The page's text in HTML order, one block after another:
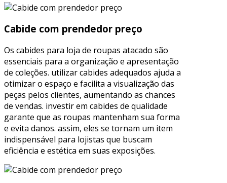
Cabide com prendedor preço
Os cabides para loja de roupas atacado são
essenciais para a organização e apresentação
de coleções. utilizar cabides adequados ajuda a
otimizar o espaço e facilita a visualização das
peças pelos clientes, aumentando as chances
de vendas. investir em cabides de qualidade
garante que as roupas mantenham sua forma
e evita danos. assim, eles se tornam um item
indispensável para lojistas que buscam
eficiência e estética em suas exposições.